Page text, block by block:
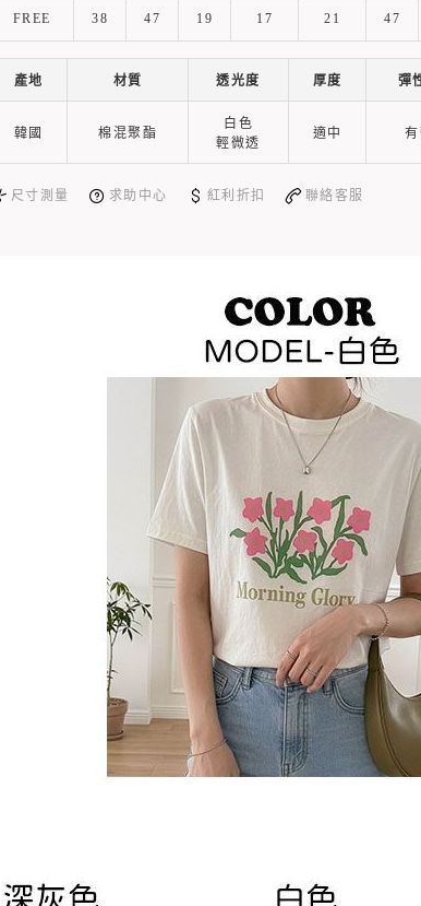
FREE 38 47 19 17 21 47
產地 材質 透光度 厚度 彈
韓國 棉混聚酯
白色
輕微透
適中 有
尺寸測量 求助中心 紅利折扣 聯絡客服